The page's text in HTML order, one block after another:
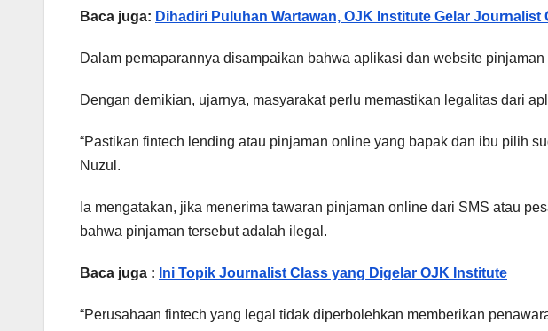
Baca juga: Dihadiri Puluhan Wartawan, OJK Institute Gelar Journalist
Dalam pemaparannya disampaikan bahwa aplikasi dan website
Dengan demikian, ujarnya, masyarakat perlu memastikan legalitas dari
“Pastikan fintech lending atau pinjaman online yang bapak dan ibu pilih
Nuzul.
Ia mengatakan, jika menerima tawaran pinjaman online dari SMS atau
bahwa pinjaman tersebut adalah ilegal.
Baca juga : Ini Topik Journalist Class yang Digelar OJK Institute
“Perusahaan fintech yang legal tidak diperbolehkan memberikan